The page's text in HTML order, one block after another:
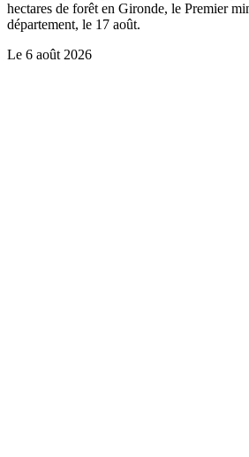
hectares de forêt en Gironde, le Premier
département, le 17 août.
Le 6 août 2026